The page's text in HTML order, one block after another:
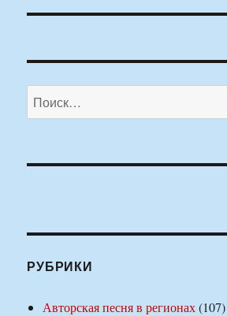
Искать:
РУБРИКИ
Авторская песня в регионах(107)